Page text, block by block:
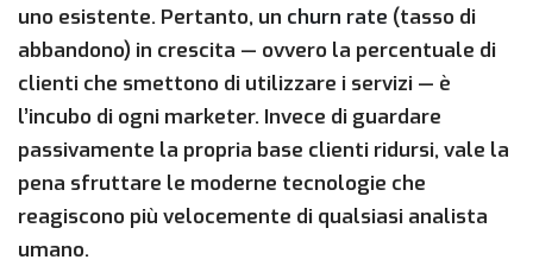
uno esistente. Pertanto, un churn rate (tasso di
abbandono) in crescita — ovvero la percentuale di
clienti che smettono di utilizzare i servizi — è
l’incubo di ogni marketer. Invece di guardare
passivamente la propria base clienti ridursi, vale la
pena sfruttare le moderne tecnologie che
reagiscono più velocemente di qualsiasi analista
umano.